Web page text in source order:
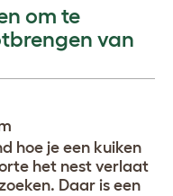
om te
van
hoe je een kuiken
het nest verlaat
Daar is een